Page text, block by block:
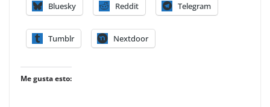
Bluesky Reddit Telegram
Tumblr Nextdoor
Me gusta esto: